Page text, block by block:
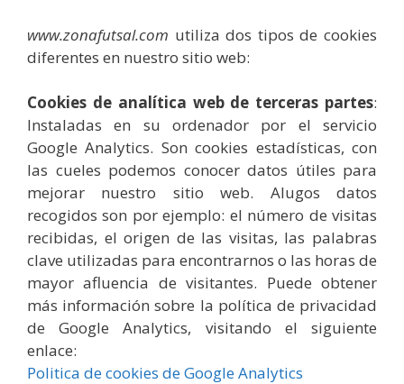
www.zonafutsal.com utiliza dos tipos de cookies
diferentes en nuestro sitio web:
Cookies de analítica web de terceras partes:
Instaladas en su ordenador por el servicio
Google Analytics. Son cookies estadísticas, con
las cueles podemos conocer datos útiles para
mejorar nuestro sitio web. Alugos datos
recogidos son por ejemplo: el número de visitas
recibidas, el origen de las visitas, las palabras
clave utilizadas para encontrarnos o las horas de
mayor afluencia de visitantes. Puede obtener
más información sobre la política de privacidad
de Google Analytics, visitando el siguiente
enlace:
Politica de cookies de Google Analytics